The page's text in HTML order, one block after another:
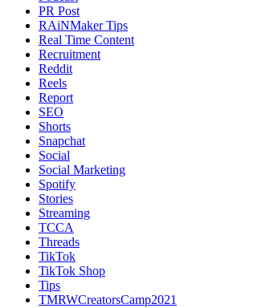
PR Post
RAiNMaker Tips
Real Time Content
Recruitment
Reddit
Reels
Report
SEO
Shorts
Snapchat
Social
Social Marketing
Spotify
Stories
Streaming
TCCA
Threads
TikTok
TikTok Shop
Tips
TMRWCreatorsCamp2021